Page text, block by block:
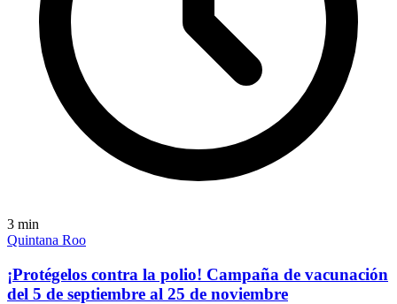
3 min
Quintana Roo
¡Protégelos contra la polio! Campaña de vacunación
del 5 de septiembre al 25 de noviembre